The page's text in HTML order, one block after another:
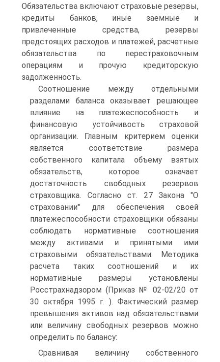
Обязательства включают страховые резервы,
кредиты банков, иные заемные и
привлеченные средства, резервы
предстоящих расходов и платежей, расчетные
обязательства по перестраховочным
операциям и прочую кредиторскую
задолженность.
Соотношение между отдельными
разделами баланса оказывает решающее
влияние на платежеспособность и
финансовую устойчивость страховой
организации. Главным критерием оценки
является соответствие размера
собственного капитала объему взятых
обязательств, которое означает
достаточность свободных резервов
страховщика. Согласно ст. 27 Закона "О
страховании" для обеспечения своей
платежеспособности страховщики обязаны
соблюдать нормативные соотношения
между активами и принятыми ими
страховыми обязательствами. Методика
расчета таких соотношений и их
нормативные размеры установлены
Росстрахнадзором (Приказ № 02-02/20 от
30 октября 1995 г. ). Фактический размер
превышения активов над обязательствами
или величину свободных резервов можно
определить по балансу:
Сравнивая величину собственного